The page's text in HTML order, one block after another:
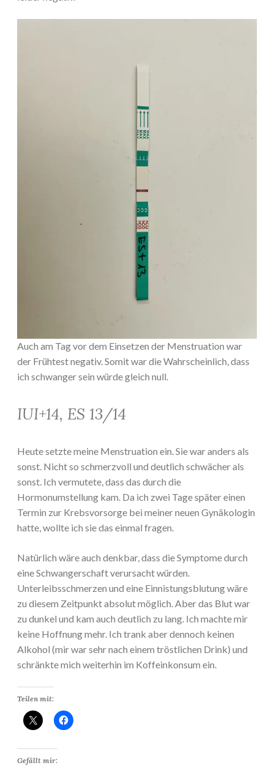
Auch am Tag vor dem Einsetzen der Menstruation war
der Frühtest negativ. Somit war die Wahrscheinlich, dass
ich schwanger sein würde gleich null.
IUI+14, ES 13/14
Heute setzte meine Menstruation ein. Sie war anders als
sonst. Nicht so schmerzvoll und deutlich schwächer als
sonst. Ich vermutete, dass das durch die
Hormonumstellung kam. Da ich zwei Tage später einen
Termin zur Krebsvorsorge bei meiner neuen Gynäkologin
hatte, wollte ich sie das einmal fragen.
Natürlich wäre auch denkbar, dass die Symptome durch
eine Schwangerschaft verursacht würden.
Unterleibsschmerzen und eine Einnistungsblutung wäre
zu diesem Zeitpunkt absolut möglich. Aber das Blut war
zu dunkel und kam auch deutlich zu lang. Ich machte mir
keine Hoffnung mehr. Ich trank aber dennoch keinen
Alkohol (mir war sehr nach einem tröstlichen Drink) und
schränkte mich weiterhin im Koffeinkonsum ein.
Teilen mit:
Gefällt mir: